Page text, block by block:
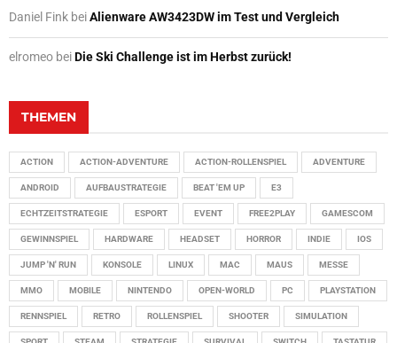
Daniel Fink beiAlienware AW3423DW im Test und Vergleich
elromeo beiDie Ski Challenge ist im Herbst zurück!
THEMEN
ACTION ACTION-ADVENTURE ACTION-ROLLENSPIEL ADVENTURE
ANDROID AUFBAUSTRATEGIE BEAT 'EM UP E3
ECHTZEITSTRATEGIE ESPORT EVENT FREE2PLAY GAMESCOM
GEWINNSPIEL HARDWARE HEADSET HORROR INDIE IOS
JUMP 'N' RUN KONSOLE LINUX MAC MAUS MESSE
MMO MOBILE NINTENDO OPEN-WORLD PC PLAYSTATION
RENNSPIEL RETRO ROLLENSPIEL SHOOTER SIMULATION